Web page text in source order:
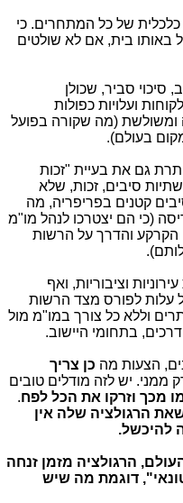
של כל המתחרים. כי
באותו בית, אם לא שולטים
סיכוי סביר, שכולן
ועלויות כפולות
ומשולשת (מה שקורה בפועל
בעולם).
גם את בעיית "זכות
סיבים, זכות, שלא
קטנים בפריפריה, מה
(כי הם יצטרכו לנהל מו"מ
הקרקע והדרך על הרשות
וציבוריות, ואף
עלות לפורס מצד הרשות
וללא כל צורך במו"מ מול
בתחומי היישוב.
הצעות מה כן צריך
יש לזה מודלים טובים
מכך וזרקו את הכל לפח.
הרגולציה שלה אין
להיכשל.
הרגולציה מזמן זנחה
דוגמת מה שיש